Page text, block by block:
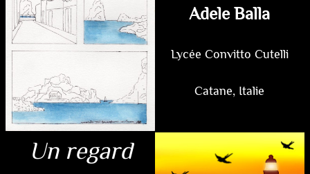
Adele Balla
Lycée Convitto Cutelli
Catane, Italie
Un regard